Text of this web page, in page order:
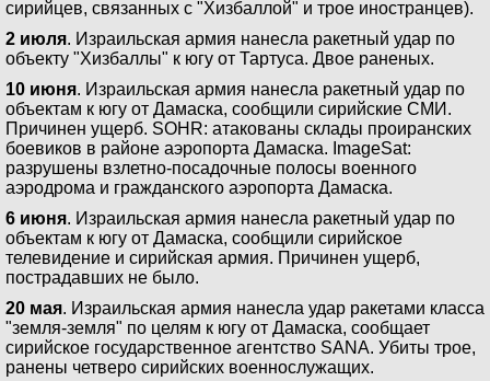
сирийцев, связанных с "Хизбаллой" и трое иностранцев).
2 июля. Израильская армия нанесла ракетный удар по
объекту "Хизбаллы" к югу от Тартуса. Двое раненых.
10 июня. Израильская армия нанесла ракетный удар по
объектам к югу от Дамаска, сообщили сирийские СМИ.
Причинен ущерб. SOHR: атакованы склады проиранских
боевиков в районе аэропорта Дамаска. ImageSat:
разрушены взлетно-посадочные полосы военного
аэродрома и гражданского аэропорта Дамаска.
6 июня. Израильская армия нанесла ракетный удар по
объектам к югу от Дамаска, сообщили сирийское
телевидение и сирийская армия. Причинен ущерб,
пострадавших не было.
20 мая. Израильская армия нанесла удар ракетами класса
"земля-земля" по целям к югу от Дамаска, сообщает
сирийское государственное агентство SANA. Убиты трое,
ранены четверо сирийских военнослужащих.